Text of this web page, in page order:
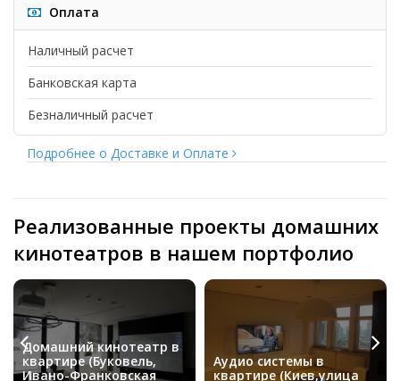
Оплата
Наличный расчет
Банковская карта
Безналичный расчет
Подробнее о Доставке и Оплате
Реализованные проекты домашних
кинотеатров в нашем портфолио
Домашний кинотеатр в
квартире (Буковель,
Ивано-Франковская
Аудио системы в
квартире (Киев,улица